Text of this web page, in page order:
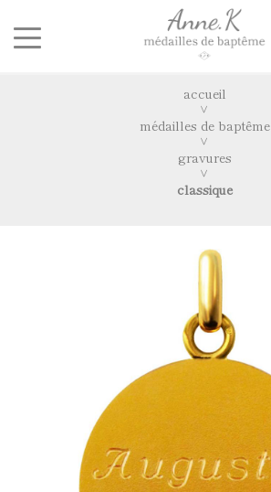
accueil
médailles de baptême
gravures
classique